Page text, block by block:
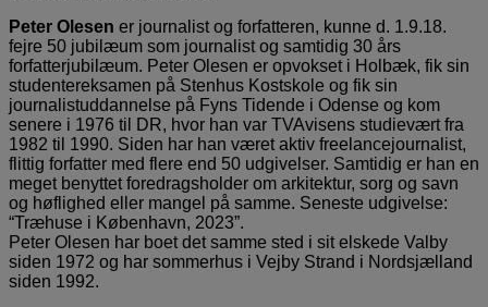
Peter Olesen er journalist og forfatteren, kunne d. 1.9.18.
fejre 50 jubilæum som journalist og samtidig 30 års
forfatterjubilæum. Peter Olesen er opvokset i Holbæk, fik sin
studentereksamen på Stenhus Kostskole og fik sin
journalistuddannelse på Fyns Tidende i Odense og kom
senere i 1976 til DR, hvor han var TVAvisens studievært fra
1982 til 1990. Siden har han været aktiv freelancejournalist,
flittig forfatter med flere end 50 udgivelser. Samtidig er han en
meget benyttet foredragsholder om arkitektur, sorg og savn
og høflighed eller mangel på samme. Seneste udgivelse:
“Træhuse i København, 2023”.
Peter Olesen har boet det samme sted i sit elskede Valby
siden 1972 og har sommerhus i Vejby Strand i Nordsjælland
siden 1992.